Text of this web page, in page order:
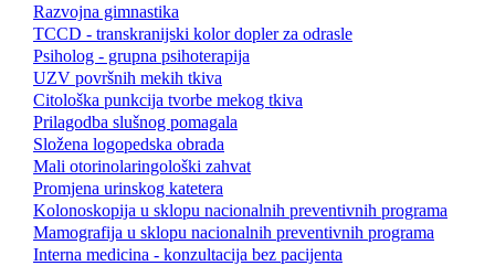
Razvojna gimnastika
TCCD - transkranijski kolor dopler za odrasle
Psiholog - grupna psihoterapija
UZV površnih mekih tkiva
Citološka punkcija tvorbe mekog tkiva
Prilagodba slušnog pomagala
Složena logopedska obrada
Mali otorinolaringološki zahvat
Promjena urinskog katetera
Kolonoskopija u sklopu nacionalnih preventivnih programa
Mamografija u sklopu nacionalnih preventivnih programa
Interna medicina - konzultacija bez pacijenta